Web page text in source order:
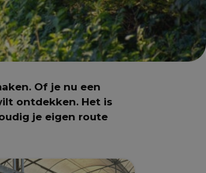
Of je nu een
ontdekken. Het is
je eigen route